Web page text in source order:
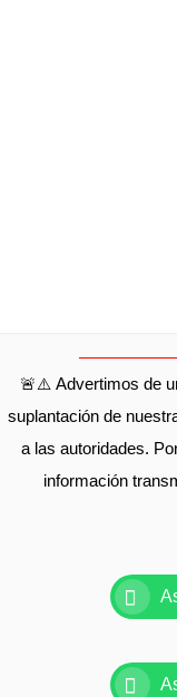
🚨⚠️ Advertimos de
suplantación de
a las autoridades.
información